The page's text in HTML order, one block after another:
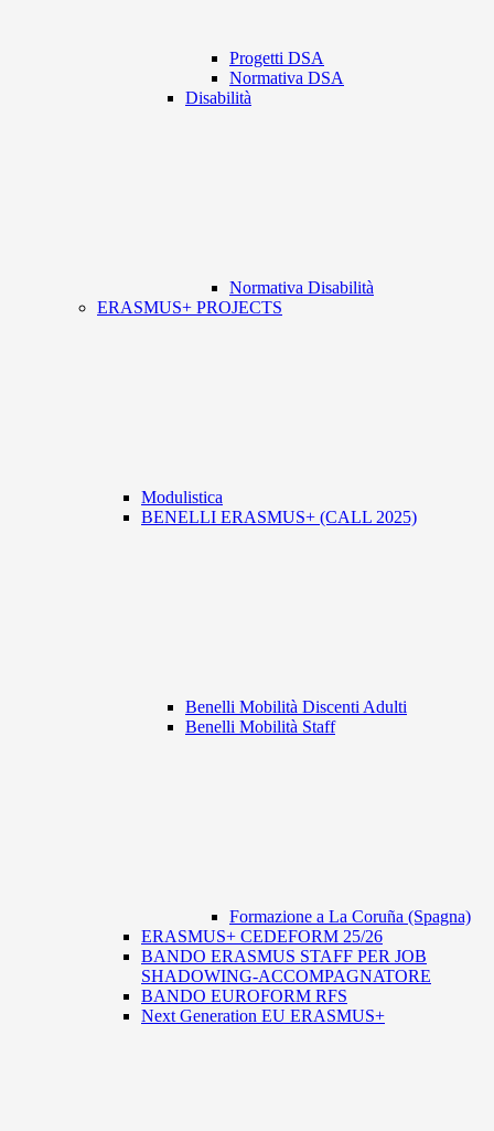
Progetti DSA
Normativa DSA
Disabilità
Normativa Disabilità
ERASMUS+ PROJECTS
Modulistica
BENELLI ERASMUS+ (CALL 2025)
Benelli Mobilità Discenti Adulti
Benelli Mobilità Staff
Formazione a La Coruña (Spagna)
ERASMUS+ CEDEFORM 25/26
BANDO ERASMUS STAFF PER JOB
SHADOWING-ACCOMPAGNATORE
BANDO EUROFORM RFS
Next Generation EU ERASMUS+